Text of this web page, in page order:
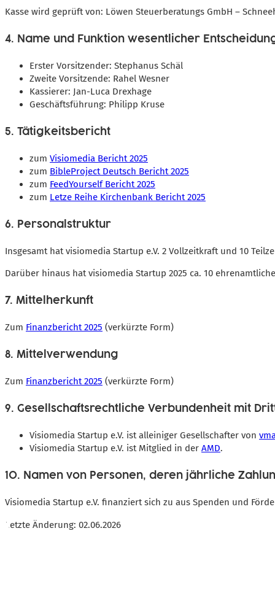
Kasse wird geprüft von: Löwen Steuerberatungs GmbH –
4. Name und Funktion wesentlicher
Erster Vorsitzender: Stephanus Schäl
Zweite Vorsitzende: Rahel Wesner
Kassierer: Jan-Luca Drexhage
Geschäftsführung: Philipp Kruse
5. Tätigkeitsbericht
zum Visiomedia Bericht 2025
zum BibleProject Deutsch Bericht 2025
zum FeedYourself Bericht 2025
zum Letze Reihe Kirchenbank Bericht 2025
6. Personalstruktur
Insgesamt hat visiomedia Startup e.V. 2 Vollzeitkraft und 10
Darüber hinaus hat visiomedia Startup 2025 ca. 10
7. Mittelherkunft
Zum Finanzbericht 2025 (verkürzte Form)
8. Mittelverwendung
Zum Finanzbericht 2025 (verkürzte Form)
9. Gesellschaftsrechtliche Verbundenheit mit
Visiomedia Startup e.V. ist alleiniger Gesellschafter von
Visiomedia Startup e.V. ist Mitglied in der AMD.
10. Namen von Personen, deren jährliche
Visiomedia Startup e.V. finanziert sich zu aus Spenden und
Letzte Änderung: 02.06.2026